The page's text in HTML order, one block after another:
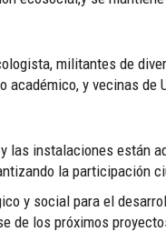
militantes de
académico, y vecinas
las instalaciones están
la participación
y social para el
de los próximos